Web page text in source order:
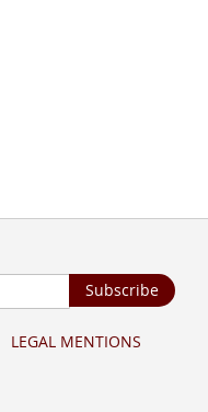
Subscribe
LEGAL MENTIONS